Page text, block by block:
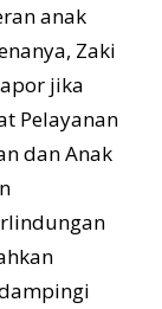
anak
Zaki
jika
Pelayanan
dan Anak